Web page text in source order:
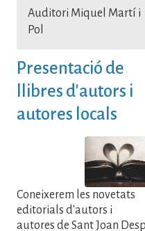
Auditori Miquel Martí i
Pol
Presentació de
llibres d'autors i
autores locals
Coneixerem les novetats
editorials d'autors i
autores de Sant Joan